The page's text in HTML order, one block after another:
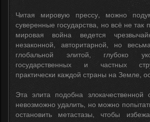
Читая мировую прессу, можно
суверенные государства, но всё не
мировая война ведется
незаконной, авторитарной, но
глобальной элитой, глубоко
государственных и частных
практически каждой страны на Земле,
Эта элита подобна злокачественной
невозможно удалить, но можно
остановить метастазы, чтобы